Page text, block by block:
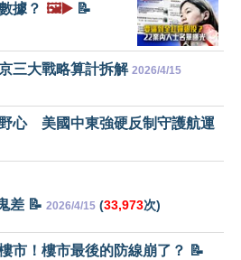
據？ 🖼️▶️ 📝
三大戰略算計拆解 2026/4/15
心 美國中東強硬反制守護航運
差 📝 2026/4/15 (33,973次)
市！樓市最後的防線崩了？ 📝